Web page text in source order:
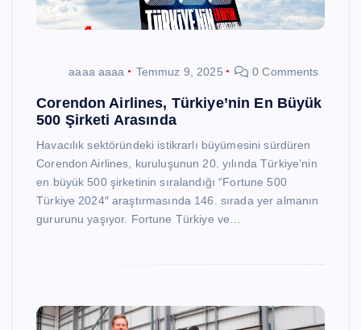
aaaa aaaa Temmuz 9, 2025 0 Comments
Corendon Airlines, Türkiye’nin En Büyük
500 Şirketi Arasında
Havacılık sektöründeki istikrarlı büyümesini sürdüren
Corendon Airlines, kuruluşunun 20. yılında Türkiye’nin
en büyük 500 şirketinin sıralandığı “Fortune 500
Türkiye 2024″ araştırmasında 146. sırada yer almanın
gururunu yaşıyor. Fortune Türkiye ve…